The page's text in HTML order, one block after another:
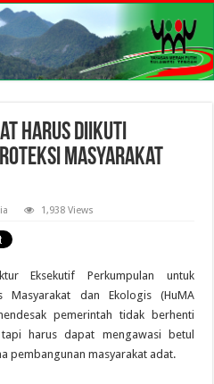
Harus Diikuti
Masyarakat
1,938 Views
Eksekutif Perkumpulan untuk
Masyarakat dan Ekologis (HuMA
pemerintah tidak berhenti
harus dapat mengawasi betul
pembangunan masyarakat adat.